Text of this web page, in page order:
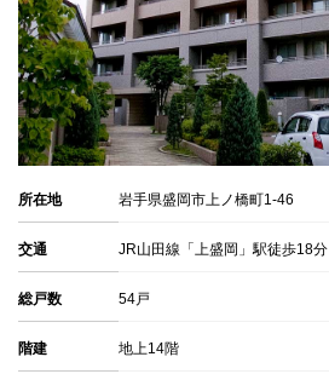
所在地 岩手県盛岡市上ノ橋町1-46
交通 JR山田線「上盛岡」駅徒歩18分
総戸数 54戸
階建 地上14階